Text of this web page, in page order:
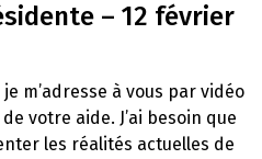
– 12 février
m’adresse à vous par vidéo
votre aide. J’ai besoin que
les réalités actuelles de